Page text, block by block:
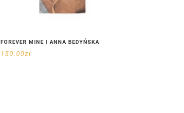
FOREVER MINE | ANNA BEDYŃSKA
150.00zł